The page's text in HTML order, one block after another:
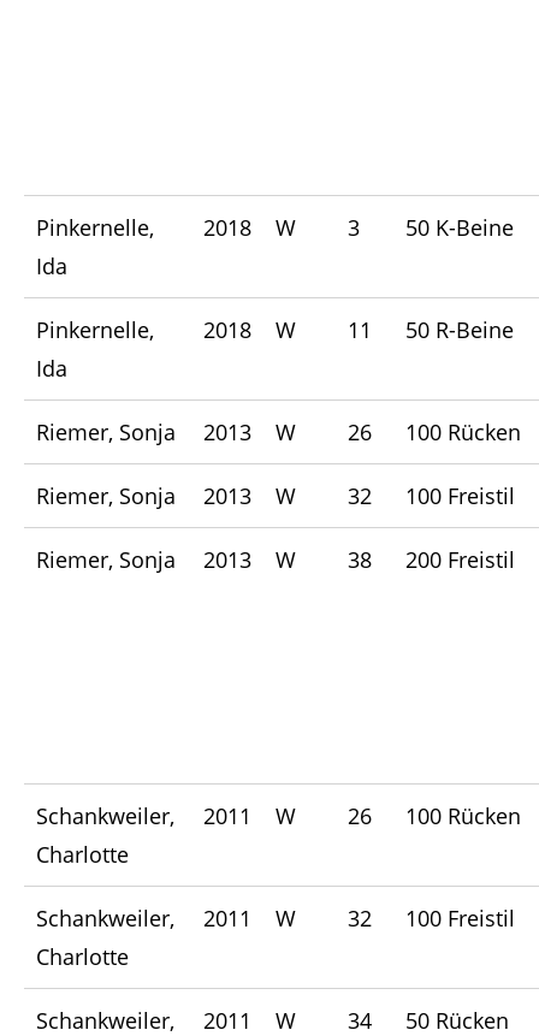
Pinkernelle,
Ida
2018 W 3 50 K-Beine
Pinkernelle,
Ida
2018 W 11 50 R-Beine
Riemer, Sonja 2013 W 26 100 Rücken
Riemer, Sonja 2013 W 32 100 Freistil
Riemer, Sonja 2013 W 38 200 Freistil
Schankweiler,
Charlotte
2011 W 26 100 Rücken
Schankweiler,
Charlotte
2011 W 32 100 Freistil
Schankweiler,
2011 W 34 50 Rücken